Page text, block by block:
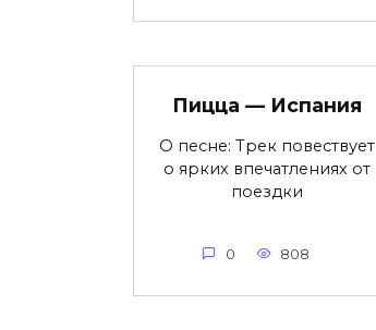
Пицца — Испания
О песне: Трек повествует
о ярких впечатлениях от
поездки
0 808